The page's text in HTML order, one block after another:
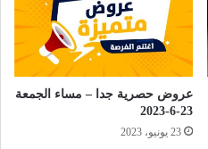
عروض حصرية جدا – مساء الجمعة
23-6-2023
23 يونيو، 2023